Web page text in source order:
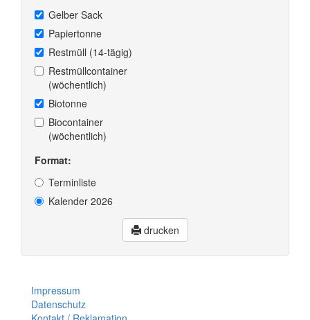
Gelber Sack
Papiertonne
Restmüll (14-tägig)
Restmüllcontainer
(wöchentlich)
Biotonne
Biocontainer
(wöchentlich)
Format:
Terminliste
Kalender 2026
drucken
Impressum
Datenschutz